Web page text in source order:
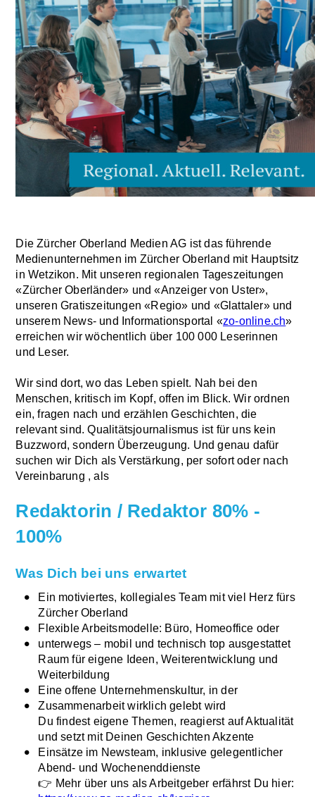
Die Zürcher Oberland Medien AG ist das führende
Medienunternehmen im Zürcher Oberland mit Hauptsitz
in Wetzikon. Mit unseren regionalen Tageszeitungen
«Zürcher Oberländer» und «Anzeiger von Uster»,
unseren Gratiszeitungen «Regio» und «Glattaler» und
unserem News- und Informationsportal «zo-online.ch»
erreichen wir wöchentlich über 100 000 Leserinnen
und Leser.
Wir sind dort, wo das Leben spielt. Nah bei den
Menschen, kritisch im Kopf, offen im Blick. Wir ordnen
ein, fragen nach und erzählen Geschichten, die
relevant sind. Qualitätsjournalismus ist für uns kein
Buzzword, sondern Überzeugung. Und genau dafür
suchen wir Dich als Verstärkung, per sofort oder nach
Vereinbarung , als
Redaktorin / Redaktor 80% -
100%
Was Dich bei uns erwartet
Ein motiviertes, kollegiales Team mit viel Herz fürs
Zürcher Oberland
Flexible Arbeitsmodelle: Büro, Homeoffice oder
unterwegs – mobil und technisch top ausgestattet
Raum für eigene Ideen, Weiterentwicklung und
Weiterbildung
Eine offene Unternehmenskultur, in der
Zusammenarbeit wirklich gelebt wird
Du findest eigene Themen, reagierst auf Aktualität
und setzt mit Deinen Geschichten Akzente
Einsätze im Newsteam, inklusive gelegentlicher
Abend- und Wochenenddienste
👉 Mehr über uns als Arbeitgeber erfährst Du hier: